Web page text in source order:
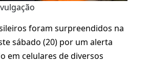
foram surpreendidos na
sábado (20) por um alerta
em celulares de diversos